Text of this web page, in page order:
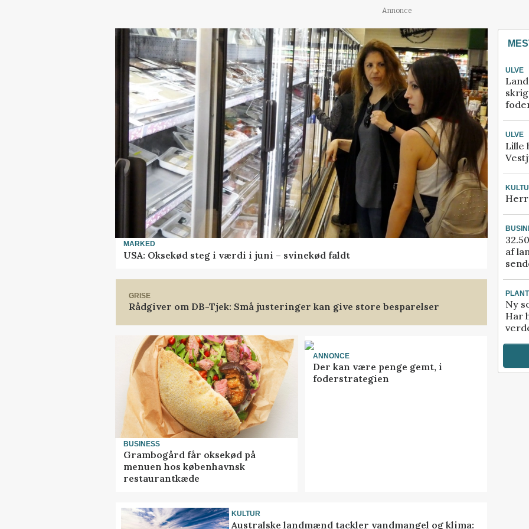
Annonce
MARKED
USA: Oksekød steg i værdi i juni – svinekød faldt
GRISE
Rådgiver om DB-Tjek: Små justeringer kan give store besparelser
BUSINESS
Grambogård får oksekød på
menuen hos københavnsk
restaurantkæde
ANNONCE
Der kan være penge gemt, i
foderstrategien
KULTUR
Australske landmænd tackler vandmangel og klima:
ULVE
ULVE
Lille
af
Ny
Har